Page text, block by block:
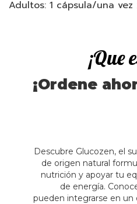
Adultos: 1 cápsula/una
¡Que
¡Ordene
Descubre Glucozen, el
de origen natural
nutrición y apoyar tu
de energía.
pueden integrarse en un